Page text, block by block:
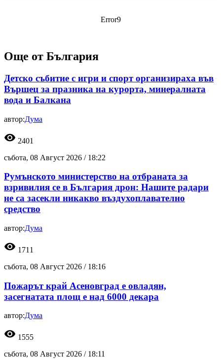
Error9
Още от България
Детско събитие с игри и спорт организираха във
Вършец за празника на курорта, минералната
вода и Балкана
автор:Дума
visibility 2401
събота, 08 Август 2026 / 18:22
Румънското министерство на отбраната за
взривилия се в България дрон: Нашите радари
не са засекли никакво въздухоплавателно
средство
автор:Дума
visibility 1711
събота, 08 Август 2026 / 18:16
Пожарът край Асеновград е овладян,
засегнатата площ е над 6000 декара
автор:Дума
visibility 1555
събота, 08 Август 2026 / 18:11